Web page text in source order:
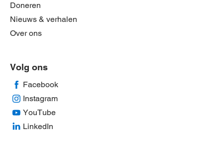
Doneren
Nieuws & verhalen
Over ons
Volg ons
Facebook
Instagram
YouTube
LinkedIn